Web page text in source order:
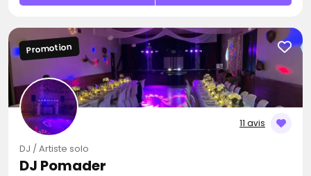
11 avis
Promotion
DJ / Artiste solo
DJ Pomader